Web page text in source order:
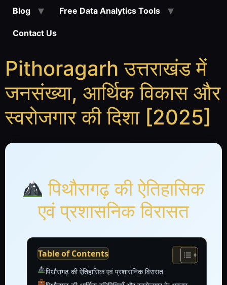
Blog Free Data Analytics Tools
Contact Us
Pithoragarh उत्तराखंड में
जनसंख्या, आर्थिक विकास और
स्वरोजगार की दिशा [2025]
पिथौरागढ़ की ऐतिहासिक
एवं प्रशासनिक विरासत
Table of Contents
पिथौरागढ़ की ऐतिहासिक एवं प्रशासनिक विरासत